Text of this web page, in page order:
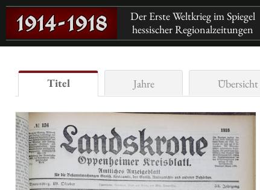
Der Erste Weltkrieg im Spiegel
hessischer Regionalzeitungen
Titel Jahre Übersicht